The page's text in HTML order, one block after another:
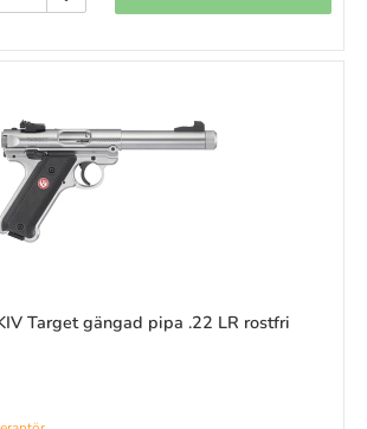
Target gängad pipa .22 LR rostfri